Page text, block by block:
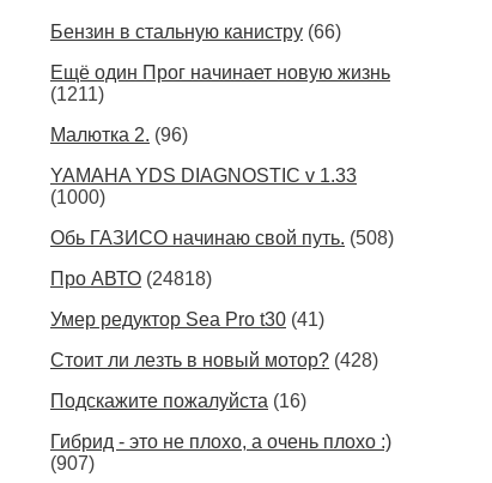
Бензин в стальную канистру (66)
Ещё один Прог начинает новую жизнь
(1211)
Малютка 2. (96)
YAMAHA YDS DIAGNOSTIC v 1.33
(1000)
Обь ГАЗИСО начинаю свой путь. (508)
Про АВТО (24818)
Умер редуктор Sea Pro t30 (41)
Стоит ли лезть в новый мотор? (428)
Подскажите пожалуйста (16)
Гибрид - это не плохо, а очень плохо :)
(907)